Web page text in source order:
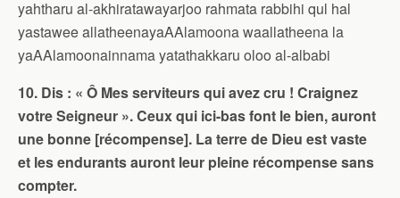
yahtharu al-akhiratawayarjoo rahmata rabbihi qul hal
yastawee allatheenayaAAlamoona waallatheena la
yaAAlamoonainnama yatathakkaru oloo al-albabi
10. Dis : « Ô Mes serviteurs qui avez cru ! Craignez
votre Seigneur ». Ceux qui ici-bas font le bien, auront
une bonne [récompense]. La terre de Dieu est vaste
et les endurants auront leur pleine récompense sans
compter.